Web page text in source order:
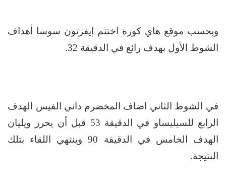
وبحسب موقع هاي كورة اختتم إيفرتون سوسا أهداف
الشوط الأول بهدف رائع في الدقيقة 32.
في الشوط الثاني اضاف المخضرم داني الفيس الهدف
الرابع للسيليساو في الدقيقة 53 قبل أن يحرز ويليان
الهدف الخامس في الدقيقة 90 وينتهي اللقاء بتلك
النتيجة.